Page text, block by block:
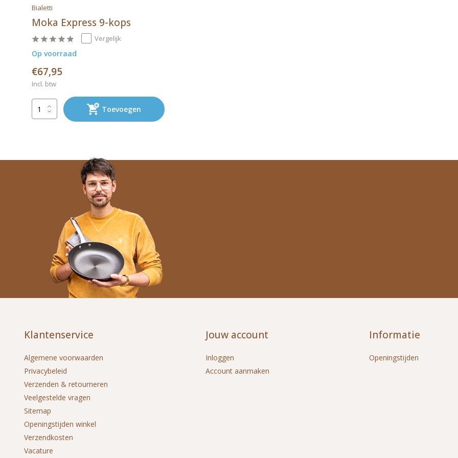
Bialetti
Moka Express 9-kops
Vergelijk
Op voorraad
€67,95
Incl. btw
Toevoegen
Klantenservice
Algemene voorwaarden
Privacybeleid
Verzenden & retourneren
Veelgestelde vragen
Sitemap
Openingstijden winkel
Verzendkosten
Vacature
Jouw account
Inloggen
Account aanmaken
Informatie
Openingstijden